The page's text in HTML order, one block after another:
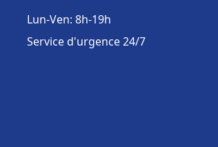
Lun-Ven: 8h-19h
Service d'urgence 24/7